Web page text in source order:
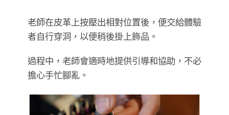
老師在皮革上按壓出相對位置後，便交給體驗
者自行穿洞，以便稍後掛上飾品。
過程中，老師會適時地提供引導和協助，不必
擔心手忙腳亂。